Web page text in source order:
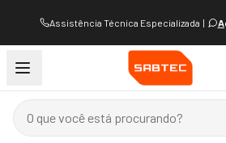
Assistência Técnica Especializada |